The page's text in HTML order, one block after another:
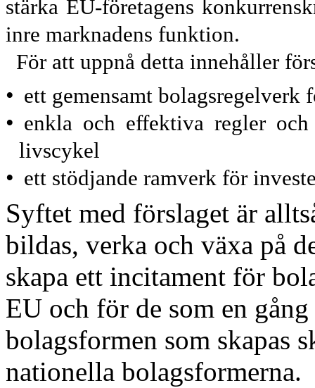
stärka EU-företagens
inre marknadens funktion.
För att uppnå detta innehåller
• ett gemensamt bolagsregelverk
• enkla och effektiva regler
livscykel
• ett stödjande ramverk för
Syftet med förslaget är
bildas, verka och växa på
skapa ett incitament för
EU och för de som en
bolagsformen som skapas
nationella bolagsformerna.